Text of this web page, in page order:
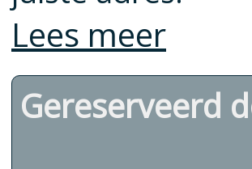
Lees meer
Gereserveerd